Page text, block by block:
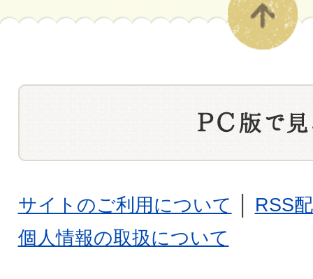
サイトのご利用について
RSS
個人情報の取扱について